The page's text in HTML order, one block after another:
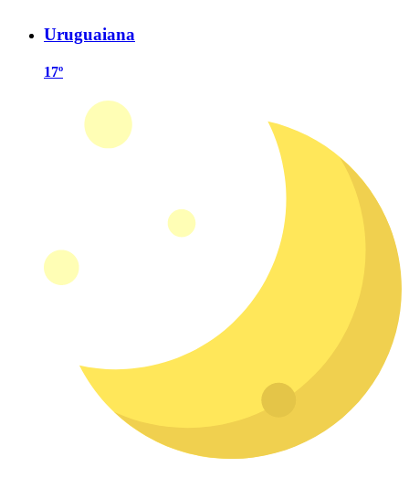
Uruguaiana
17º